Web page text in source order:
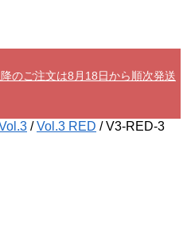
のご注文は8月18日から順次発送
/Vol.3 RED /V3-RED-3